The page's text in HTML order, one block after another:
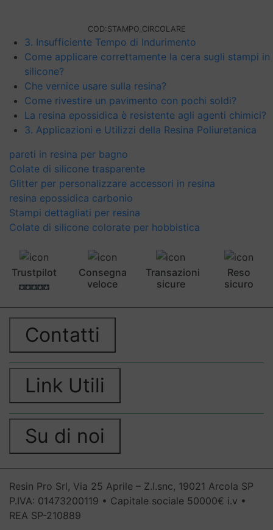
COD:STAMPO_CIRCOLARE
3. Insufficiente Tempo di Indurimento
Come applicare correttamente la cera sugli stampi in
silicone?
Che vernice usare sulla resina?
Come rivestire un pavimento con pochi soldi?
La resina epossidica è resistente agli agenti chimici?
3. Applicazioni e Utilizzi della Resina Poliuretanica
pareti in resina per bagno
Colate di silicone trasparente
Glitter per personalizzare accessori in resina
resina epossidica carbonio
Stampi dettagliati per resina
Colate di silicone colorate per hobbistica
Trustpilot
Consegna
veloce
Transazioni
sicure
Reso
sicuro
Contatti
Link Utili
Su di noi
Resin Pro Srl, Via 25 Aprile – Z.I.snc, 19021 Arcola SP
P.IVA: 01473200119 • Capitale sociale 50000€ i.v •
REA SP-210889